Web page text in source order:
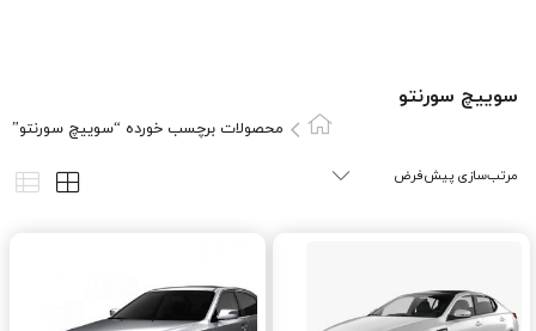
سوييچ سورنتو
محصولات برچسب خورده “سوييچ سورنتو”